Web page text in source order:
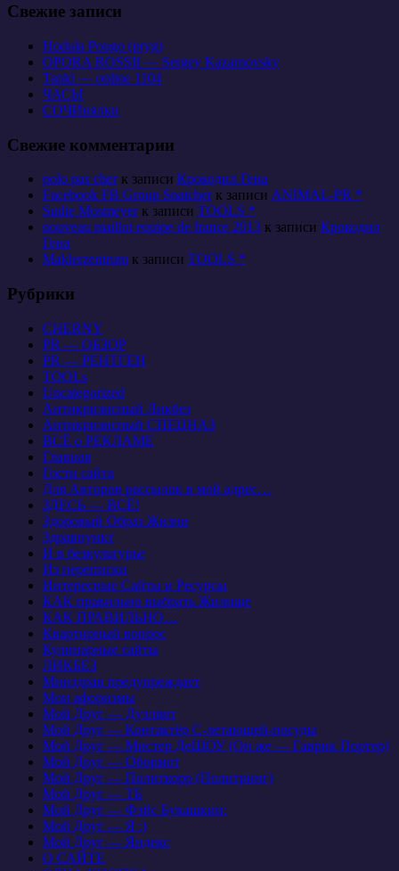
Свежие записи
Hodula Pougo (pryg)
OPORA ROSSII — Sergey Kazarnovsky
Tanki — online 1104
ЧАСЫ
СОЧИнялки
Свежие комментарии
polo pas cherк записи Крокодил Гена
Facebook FB Group Snatcherк записи ANIMAL-PR *
Sudie Mosmeyerк записи TOOLS *
nouveau maillot equipe de france 2013 к записи Крокодил
Гена
Maklerzentrum к записи TOOLS *
Рубрики
CHERNY
PR — ОБЗОР
PR — РЕНТГЕН
TOOLs
Uncategorized
Антикризисный Ликбез
Антикризисный СПЕЦНАЗ
ВСЁ о РЕКЛАМЕ
Главная
Гости сайта
Для Авторов рассылок в мой адрес…
ЗДЕСЬ — ВСЁ!
Здоровый Образ Жизни
Здравпункт
И в безкультурье
Из переписки
Интересные Сайты и Ресурсы
КАК правильно выбрать Жилище
КАК ПРАВИЛЬНО…
Квартирный вопрос
Кулинарные сайты
ЛИКБЕЗ
Минздрав предупреждает
Мои афоризмы
Мой Друг — Дуэлянт
Мой Друг — Контактёр С-летающей-посуды
Мой Друг — Мистер ДеШОУ (Он же — Гаврик Портер)
Мой Друг — Обормот
Мой Друг — Политкорр (Политринг)
Мой Друг — ТБ
Мой Друг — Фэйс Букашкин:
Мой Друг — Я :)
Мой Друг — Яндекс
О САЙТЕ